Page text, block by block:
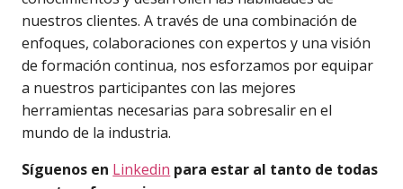
nuestros clientes. A través de una combinación de
enfoques, colaboraciones con expertos y una visión
de formación continua, nos esforzamos por equipar
a nuestros participantes con las mejores
herramientas necesarias para sobresalir en el
mundo de la industria.
Síguenos en Linkedin para estar al tanto de todas